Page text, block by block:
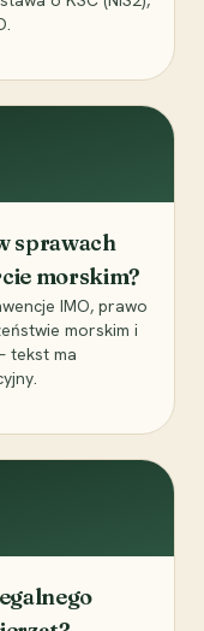
sprawach
morskim?
IMO, prawo
morskim i
tekst ma